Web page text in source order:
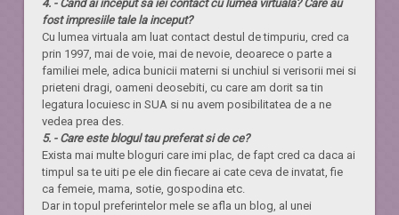
4. - Cand ai inceput sa iei contact cu lumea virtuala? Care au
fost impresiile tale la inceput?
Cu lumea virtuala am luat contact destul de timpuriu, cred ca
prin 1997, mai de voie, mai de nevoie, deoarece o parte a
familiei mele, adica bunicii materni si unchiul si verisorii mei si
prieteni dragi, oameni deosebiti, cu care am dorit sa tin
legatura locuiesc in SUA si nu avem posibilitatea de a ne
vedea prea des.
5. - Care este blogul tau preferat si de ce?
Exista mai multe bloguri care imi plac, de fapt cred ca daca ai
timpul sa te uiti pe ele din fiecare ai cate ceva de invatat, fie
ca femeie, mama, sotie, gospodina etc.
Dar in topul preferintelor mele se afla un blog, al unei